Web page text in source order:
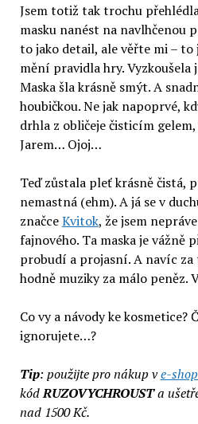
Jsem totiž tak trochu
masku nanést na navlhčenou
to jako detail, ale věřte mi –
mění pravidla hry. Vyzkoušela
Maska šla krásně smýt. A
houbičkou. Ne jak napoprvé,
drhla z obličeje čisticím
Jarem… Ojoj…
Teď zůstala pleť krásně čistá,
nemastná (ehm). A já se v
značceKvitok, že jsem
fajnového. Ta maska je vážně
probudí a projasní. A navíc
hodně muziky za málo peněz.
Co vy a návody ke kosmetice?
ignorujete…?
Tip: použijte pro nákup ve-
kódRUZOVYCHROUSTa
nad 1500 Kč.